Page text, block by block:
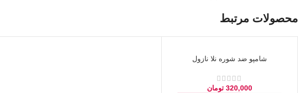
محصولات مرتبط
شامپو ضد شوره نلا نازول
320,000 تومان